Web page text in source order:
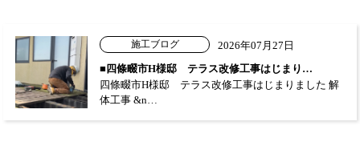
施工ブログ
2026年07月27日
■四條畷市H様邸 テラス改修工事はじまり…
四條畷市H様邸 テラス改修工事はじまりました 解
体工事 &n…